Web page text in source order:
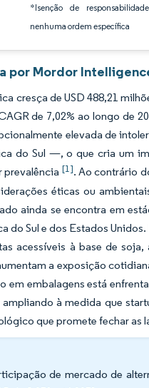
*Isenção de
nenhuma ordem específica
por Mordor
cresça de USD 488,21
de 7,02% ao longo de
elevada de
do Sul —, o que cria um
prevalência [1]. Ao contrário
éticas ou
ainda se encontra em
Sul e dos Estados
acessíveis à base de
a exposição
embalagens está
à medida que
que promete fechar as
de mercado de